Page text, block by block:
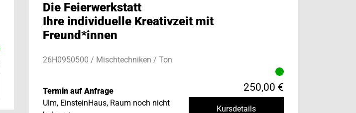
Die Feierwerkstatt
Ihre individuelle Kreativzeit mit
Freund*innen
26H0950500 / Mischtechniken / Ton
Termin auf Anfrage
Ulm, EinsteinHaus, Raum noch nicht
250,00 €
Kursdetails